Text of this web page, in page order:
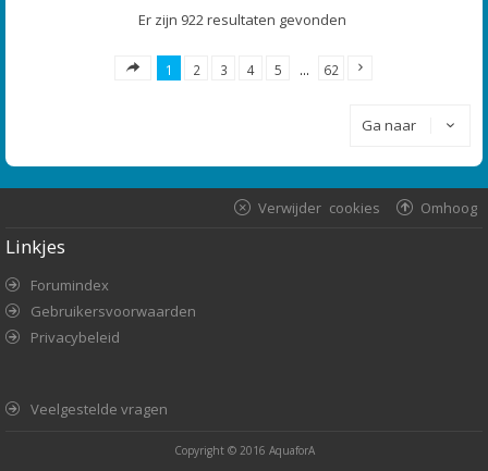
Er zijn 922 resultaten gevonden
1 2 3 4 5 … 62
Ga naar
Omhoog
Verwijder cookies
Linkjes
Forumindex
Gebruikersvoorwaarden
Privacybeleid
Veelgestelde vragen
Copyright © 2016 AquaforA